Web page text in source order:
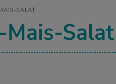
SALAT
Mais-Salat